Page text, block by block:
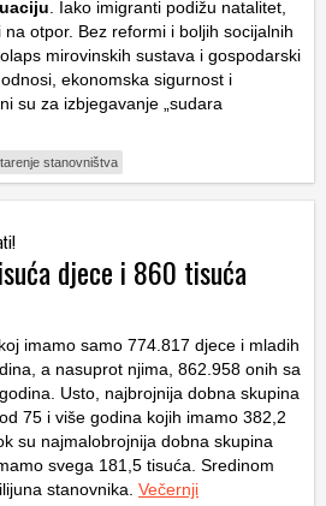
. Iako imigranti podižu natalitet,
otpor. Bez reformi i boljih socijalnih
mirovinskih sustava i gospodarski
ekonomska sigurnost i
su za izbjegavanje „sudara
stanovništva
djece i 860 tisuća
imamo samo 774.817 djece i mladih
a nasuprot njima, 862.958 onih sa
Usto, najbrojnija dobna skupina
75 i više godina kojih imamo 382,2
su najmalobrojnija dobna skupina
svega 181,5 tisuća. Sredinom
stanovnika. Večernji